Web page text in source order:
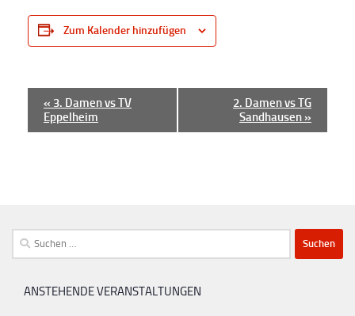
Zum Kalender hinzufügen
t
a
l
« 3. Damen vs TV
Eppelheim
2. Damen vs TG
Sandhausen »
Suchen
nach:
ANSTEHENDE VERANSTALTUNGEN